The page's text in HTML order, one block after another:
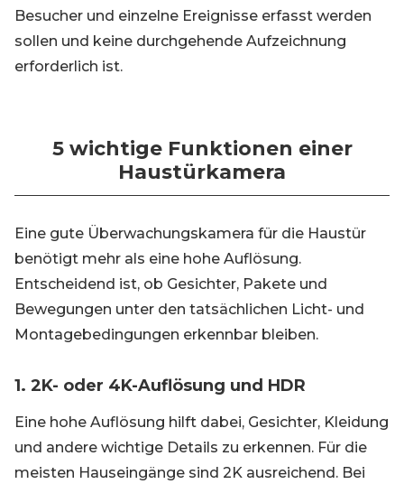
Besucher und einzelne Ereignisse erfasst werden
sollen und keine durchgehende Aufzeichnung
erforderlich ist.
5 wichtige Funktionen einer
Haustürkamera
Eine gute Überwachungskamera für die Haustür
benötigt mehr als eine hohe Auflösung.
Entscheidend ist, ob Gesichter, Pakete und
Bewegungen unter den tatsächlichen Licht- und
Montagebedingungen erkennbar bleiben.
1. 2K- oder 4K-Auflösung und HDR
Eine hohe Auflösung hilft dabei, Gesichter, Kleidung
und andere wichtige Details zu erkennen. Für die
meisten Hauseingänge sind 2K ausreichend. Bei